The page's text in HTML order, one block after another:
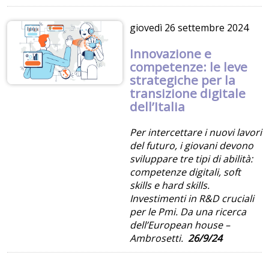
giovedì 26 settembre 2024
Innovazione e
competenze: le leve
strategiche per la
transizione digitale
dell’Italia
Per intercettare i nuovi lavori
del futuro, i giovani devono
sviluppare tre tipi di abilità:
competenze digitali, soft
skills e hard skills.
Investimenti in R&D cruciali
per le Pmi. Da una ricerca
dell’European house –
Ambrosetti. 26/9/24